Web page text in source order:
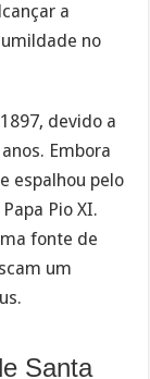
a
no
devido a
Embora
espalhou pelo
Pio XI.
fonte de
um
Santa